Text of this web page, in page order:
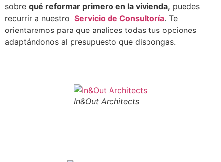
sobre qué reformar primero en la vivienda, puedes
recurrir a nuestro Servicio de Consultoría. Te
orientaremos para que analices todas tus opciones
adaptándonos al presupuesto que dispongas.
In&Out Architects